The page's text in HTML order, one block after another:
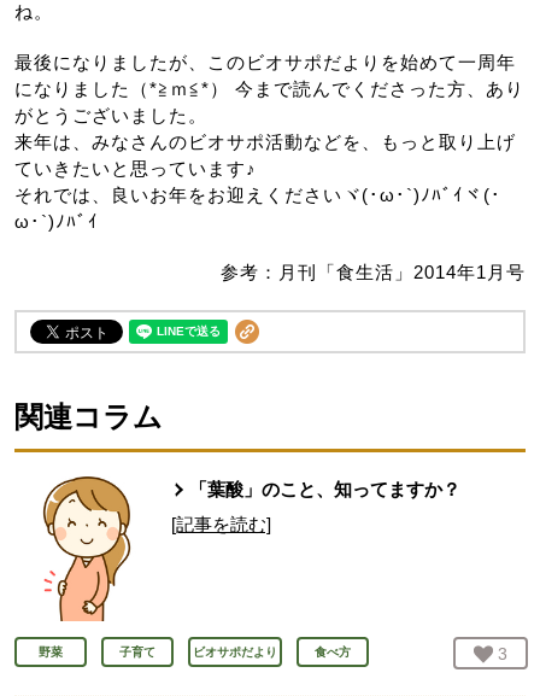
ね。
最後になりましたが、このビオサポだよりを始めて一周年
になりました（*≧ｍ≦*） 今まで読んでくださった方、あり
がとうございました。
来年は、みなさんのビオサポ活動などを、もっと取り上げ
ていきたいと思っています♪
それでは、良いお年をお迎えくださいヾ(･ω･`)ﾉﾊﾞｲヾ(･
ω･`)ﾉﾊﾞｲ
参考：月刊「食生活」2014年1月号
関連コラム
「葉酸」のこと、知ってますか？
[記事を読む]
野菜 子育て ビオサポだより 食べ方 お気
3